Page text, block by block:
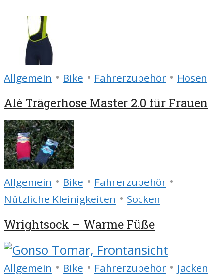
Allgemein • Bike • Fahrerzubehör • Hosen
Alé Trägerhose Master 2.0 für Frauen
Allgemein • Bike • Fahrerzubehör •
Nützliche Kleinigkeiten • Socken
Wrightsock – Warme Füße
Allgemein • Bike • Fahrerzubehör • Jacken